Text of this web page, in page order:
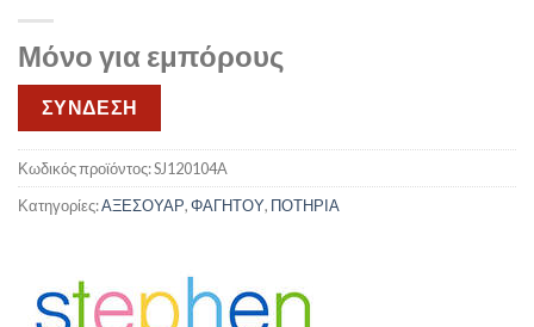
Μόνο για εμπόρους
ΣΥΝΔΕΣΗ
Κωδικός προϊόντος:SJ120104A
Κατηγορίες:ΑΞΕΣΟΥΑΡ,ΦΑΓΗΤΟΥ, ΠΟΤΗΡΙΑ